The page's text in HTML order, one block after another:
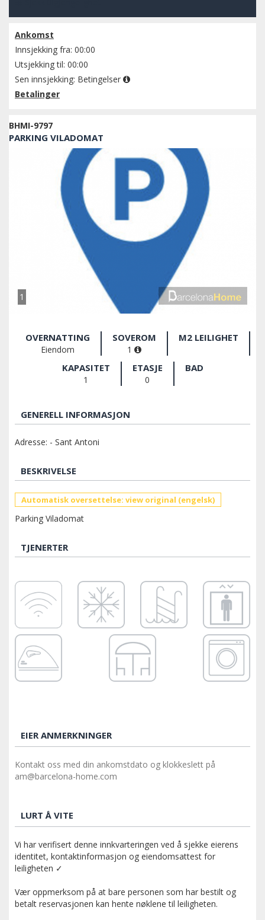
Ankomst
Innsjekking fra: 00:00
Utsjekking til: 00:00
Sen innsjekking: Betingelser
Betalinger
BHMI-9797
PARKING VILADOMAT
1
OVERNATTING
Eiendom
SOVEROM
1
M2 LEILIGHET
KAPASITET
1
ETASJE
0
BAD
GENERELL INFORMASJON
Adresse: - Sant Antoni
BESKRIVELSE
Automatisk oversettelse: view original (engelsk)
Parking Viladomat
TJENERTER
EIER ANMERKNINGER
Kontakt oss med din ankomstdato og klokkeslett på
am@barcelona-home.com
LURT Å VITE
Vi har verifisert denne innkvarteringen ved å sjekke eierens
identitet, kontaktinformasjon og eiendomsattest for
leiligheten ✓
Vær oppmerksom på at bare personen som har bestilt og
betalt reservasjonen kan hente nøklene til leiligheten.